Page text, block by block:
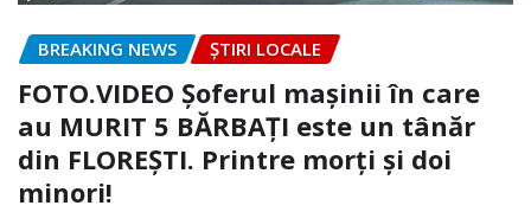
BREAKING NEWS ȘTIRI LOCALE
FOTO.VIDEO Șoferul mașinii în care
au MURIT 5 BĂRBAȚI este un tânăr
din FLOREȘTI. Printre morți și doi
minori!